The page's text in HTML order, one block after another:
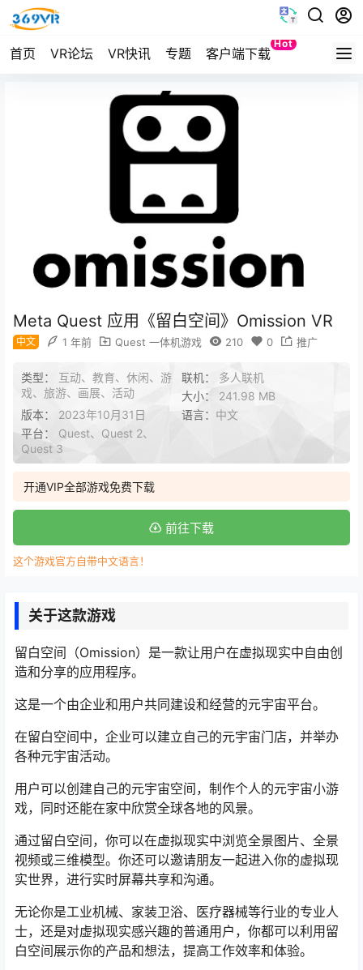
首页 VR论坛 VR快讯 专题 客户端下载
Hot
Quest
Meta Quest 应用《留白空间》Omission VR
中文 1 年前 Quest 一体机游戏 210 0 推广
类型： 互动、教育、休闲、游
戏、旅游、画展、活动
联机： 多人联机
大小： 241.98 MB
版本： 2023年10月31日 语言： 中文
平台： Quest、Quest 2、
Quest 3
开通VIP全部游戏免费下载
前往下载
这个游戏官方自带中文语言！
关于这款游戏
留白空间（Omission）是一款让用户在虚拟现实中自由创
造和分享的应用程序。
这是一个由企业和用户共同建设和经营的元宇宙平台。
在留白空间中，企业可以建立自己的元宇宙门店，并举办
各种元宇宙活动。
用户可以创建自己的元宇宙空间，制作个人的元宇宙小游
戏，同时还能在家中欣赏全球各地的风景。
通过留白空间，你可以在虚拟现实中浏览全景图片、全景
视频或三维模型。你还可以邀请朋友一起进入你的虚拟现
实世界，进行实时屏幕共享和沟通。
无论你是工业机械、家装卫浴、医疗器械等行业的专业人
士，还是对虚拟现实感兴趣的普通用户，你都可以利用留
白空间展示你的产品和想法，提高工作效率和体验。